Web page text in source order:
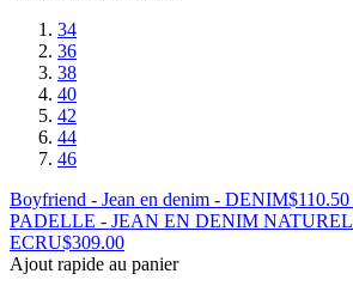
34
36
38
40
42
44
46
Boyfriend - Jean en denim - DENIM$110.50
PADELLE - JEAN EN DENIM NATUREL
ECRU$309.00
Ajout rapide au panier